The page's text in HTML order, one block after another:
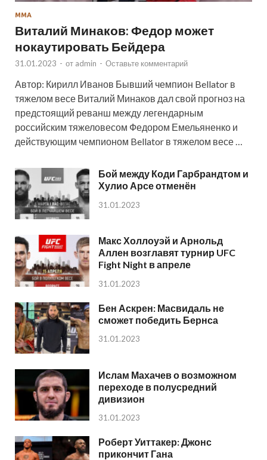
ММА
Виталий Минаков: Федор может
нокаутировать Бейдера
31.01.2023 - от admin - Оставьте комментарий
Автор: Кирилл Иванов Бывший чемпион Bellator в
тяжелом весе Виталий Минаков дал свой прогноз на
предстоящий реванш между легендарным
российским тяжеловесом Федором Емельяненко и
действующим чемпионом Bellator в тяжелом весе …
Бой между Коди Гарбрандтом и
Хулио Арсе отменён
31.01.2023
Макс Холлоуэй и Арнольд
Аллен возглавят турнир UFC
Fight Night в апреле
31.01.2023
Бен Аскрен: Масвидаль не
сможет победить Бернса
31.01.2023
Ислам Махачев о возможном
переходе в полусредний
дивизион
31.01.2023
Роберт Уиттакер: Джонс
прикончит Гана